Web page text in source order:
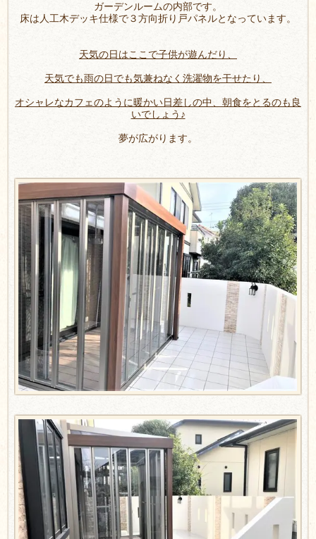
ガーデンルームの内部です。
床は人工木デッキ仕様で３方向折り戸パネルとなっています。
天気の日はここで子供が遊んだり、
天気でも雨の日でも気兼ねなく洗濯物を干せたり、
オシャレなカフェのように暖かい日差しの中、朝食をとるのも良
いでしょう♪
夢が広がります。